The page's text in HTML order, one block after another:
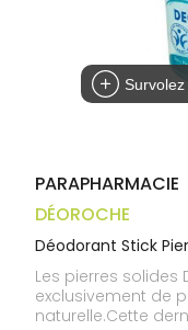
PARAPHARMACIE
DÉOROCHE
Déodorant Stick
Les pierres
exclusivement de
naturelle.Cette